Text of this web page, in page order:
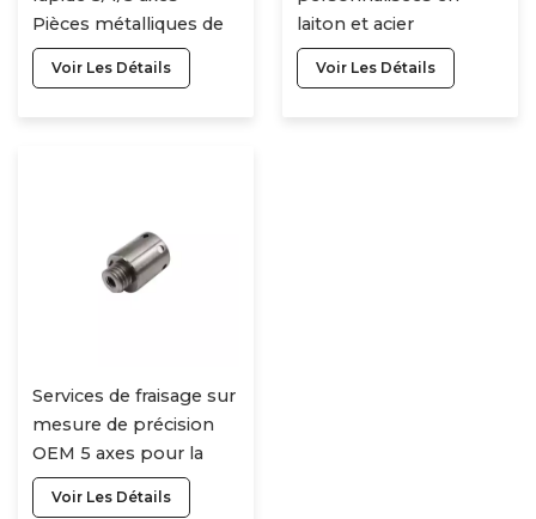
Pièces métalliques de
précision CNC Fraisage
personnalisé en alliage
Voir Les Détails
laiton et acier
inoxydable, fraisage
CNC, tournage de
Voir Les Détails
Services de fraisage sur
mesure de précision
OEM 5 axes pour la
fabrication de pièces
en aluminium et en
Voir Les Détails